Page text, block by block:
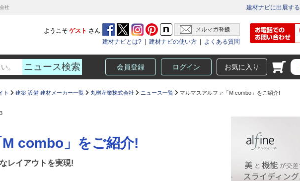
社 建材ナビに出展する
ようこそ ゲスト さん
建材ナビとは?
建材ナビの使い方 よくある質問
会員登録 ログイン お気に入り
ト 建築 設備 建材メーカー一覧 丸桝産業株式会社 ニュース一覧 マルマスアルファ「M combo」をご紹介!
combo」をご紹介!
レイアウトを実現!